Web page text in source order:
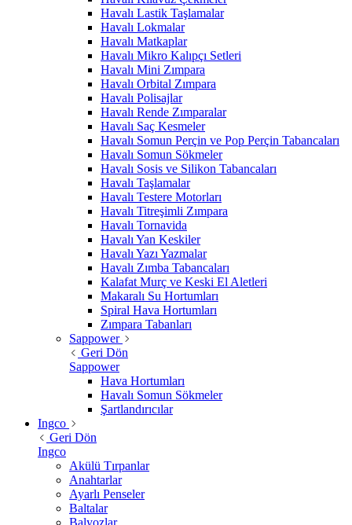
Havalı Lastik Taşlamalar
Havalı Lokmalar
Havalı Matkaplar
Havalı Mikro Kalıpçı Setleri
Havalı Mini Zımpara
Havalı Orbital Zımpara
Havalı Polisajlar
Havalı Rende Zımparalar
Havalı Saç Kesmeler
Havalı Somun Perçin ve Pop Perçin Tabancaları
Havalı Somun Sökmeler
Havalı Sosis ve Silikon Tabancaları
Havalı Taşlamalar
Havalı Testere Motorları
Havalı Titreşimli Zımpara
Havalı Tornavida
Havalı Yan Keskiler
Havalı Yazı Yazmalar
Havalı Zımba Tabancaları
Kalafat Murç ve Keski El Aletleri
Makaralı Su Hortumları
Spiral Hava Hortumları
Zımpara Tabanları
Sappower
Geri Dön
Sappower
Hava Hortumları
Havalı Somun Sökmeler
Şartlandırıcılar
Ingco
Geri Dön
Ingco
Akülü Tırpanlar
Anahtarlar
Ayarlı Penseler
Baltalar
Balyozlar